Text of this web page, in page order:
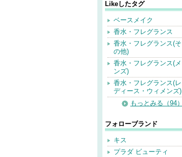
Likeしたタグ
ベースメイク
香水・フレグランス
香水・フレグランス(そ
の他)
香水・フレグランス(メ
ンズ)
香水・フレグランス(レ
ディース・ウィメンズ)
もっとみる（94）
フォローブランド
キス
プラダ ビューティ